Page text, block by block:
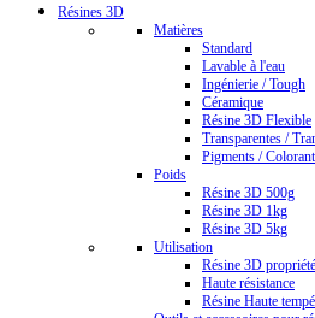
Résines 3D
Matières
Standard
Lavable à l'eau
Ingénierie / Tough
Céramique
Résine 3D Flexible
Transparentes /
Pigments /
Poids
Résine 3D 500g
Résine 3D 1kg
Résine 3D 5kg
Utilisation
Résine 3D
Haute résistance
Résine Haute